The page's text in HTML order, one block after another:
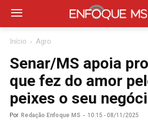
Início Agro
Senar/MS apoia
que fez do amor
peixes o seu
Por Redação Enfoque MS - 10:15 - 08/11/2025